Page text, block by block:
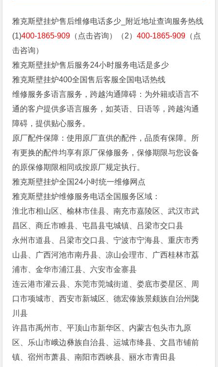
雅克斯壁挂炉售后维修电话多少_附近地址查询服务热线
(1)400-1865-909 （点击咨询）（2）400-1865-909 （点
击咨询）
雅克斯壁挂炉售后服务24小时服务电话是多少
雅克斯壁挂炉400全国售后客服全国电话热线
维修服务多语言服务，跨越沟通障碍：为外籍或语言不
通的客户提供多语言服务，如英语、日语等，跨越沟通
障碍，提供贴心服务。
原厂配件保障：使用原厂直供的配件，品质有保障。所
有更换的配件均享有原厂保修服务，保修期限与您设备
的原保修期限相同或按原厂规定执行。
雅克斯壁挂炉全国24小时统一维修网点
雅克斯壁挂炉维修服务电话全国服务区域：
淮北市相山区、榆林市佳县、南充市嘉陵区、武汉市武
昌区、商丘市睢县、屯昌县屯城镇、吕梁市交口县
永州市道县、吕梁市交口县、宁波市宁海县、重庆市秀
山县、广西河池市南丹县、凉山会理市、广西桂林市荔
浦市、金华市浦江县、六安市金寨县
连云港市灌云县、东莞市莞城街道、娄底市娄星区、周
口市项城市、西安市新城区、德宏傣族景颇族自治州陇
川县
许昌市禹州市、平顶山市新华区、内蒙古包头市九原
区、乐山市峨边彝族自治县、运城市绛县、文昌市铺前
镇、宿州市萧县、南阳市西峡县、丽水市青田县